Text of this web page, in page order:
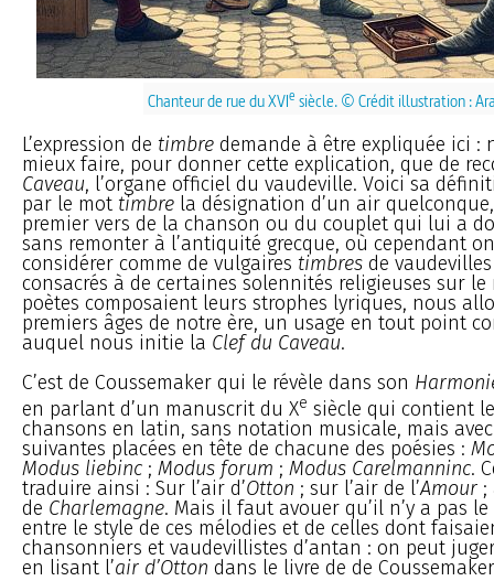
Chanteur de rue du XVIe siècle. © Crédit illustration :
L’expression de timbre demande à être expliquée ici :
mieux faire, pour donner cette explication, que de
Caveau, l’organe officiel du vaudeville. Voici sa
par le mot timbre la désignation d’un air
premier vers de la chanson ou du couplet qui lui a
sans remonter à l’antiquité grecque, où cependant
considérer comme de vulgaires timbres de
consacrés à de certaines solennités religieuses sur le
poètes composaient leurs strophes lyriques, nous
premiers âges de notre ère, un usage en tout point
auquel nous initie la Clef du Caveau.
C’est de Coussemaker qui le révèle dans son
en parlant d’un manuscrit du Xe siècle qui contient
chansons en latin, sans notation musicale, mais
suivantes placées en tête de chacune des poésies :
Modus liebinc ; Modus forum ; Modus Carelmanninc.
traduire ainsi : Sur l’air d’Otton ; sur l’air de l’Amour ;
de Charlemagne. Mais il faut avouer qu’il n’y a pas
entre le style de ces mélodies et de celles dont
chansonniers et vaudevillistes d’antan : on peut
en lisant l’air d’Otton dans le livre de de